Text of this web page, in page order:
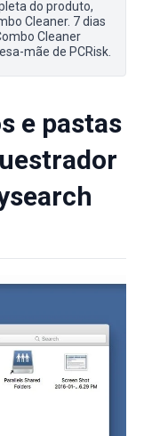
do produto,
Cleaner. 7 dias
Cleaner
mãe de PCRisk.
e pastas